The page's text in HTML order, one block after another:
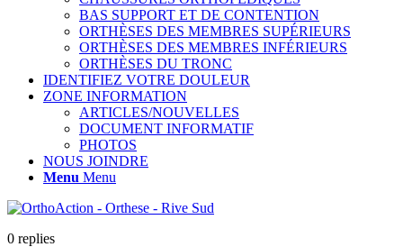
BAS SUPPORT ET DE CONTENTION
ORTHÈSES DES MEMBRES SUPÉRIEURS
ORTHÈSES DES MEMBRES INFÉRIEURS
ORTHÈSES DU TRONC
IDENTIFIEZ VOTRE DOULEUR
ZONE INFORMATION
ARTICLES/NOUVELLES
DOCUMENT INFORMATIF
PHOTOS
NOUS JOINDRE
Menu Menu
0 replies